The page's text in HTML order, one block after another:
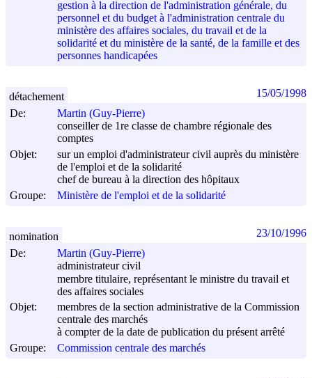
gestion à la direction de l'administration générale, du
personnel et du budget à l'administration centrale du
ministère des affaires sociales, du travail et de la
solidarité et du ministère de la santé, de la famille et des
personnes handicapées
De:
Martin (Guy-Pierre)
conseiller de 1re classe de chambre régionale des
comptes
Objet:
sur un emploi d'administrateur civil auprès du ministère
de l'emploi et de la solidarité
chef de bureau à la direction des hôpitaux
Groupe:
Ministère de l'emploi et de la solidarité
détachement 15/05/1998
De:
Martin (Guy-Pierre)
administrateur civil
membre titulaire, représentant le ministre du travail et
des affaires sociales
Objet:
membres de la section administrative de la Commission
centrale des marchés
à compter de la date de publication du présent arrêté
Groupe:
Commission centrale des marchés
nomination 23/10/1996